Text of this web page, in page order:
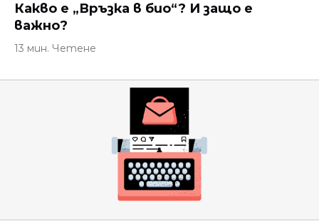
Какво е „Връзка в био“? И защо е
важно?
13 мин. Четене